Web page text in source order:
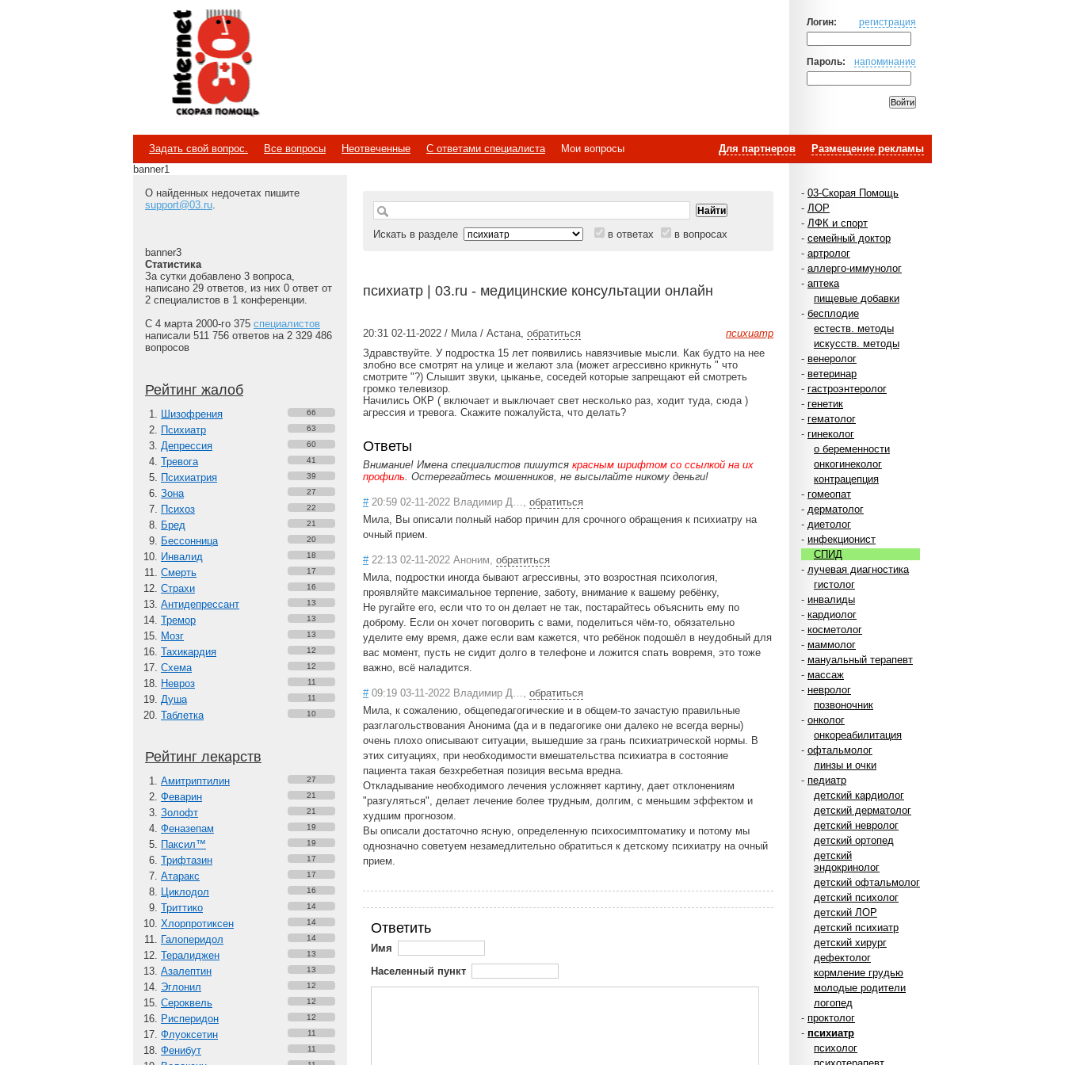
Логин: регистрация
Пароль: напоминание
Internet
Скорая помощь
Размещение рекламы
Для партнеров
Задать свой вопрос. Все вопросы Неотвеченные С ответами специалиста
Мои вопросы
banner1
- 03-Скорая Помощь
- ЛОР
- ЛФК и спорт
- семейный доктор
- артролог
- аллерго-иммунолог
- аптека
пищевые добавки
- бесплодие
естеств. методы
искусств. методы
- венеролог
- ветеринар
- гастроэнтеролог
- генетик
- гематолог
- гинеколог
о беременности
онкогинеколог
контрацепция
- гомеопат
- дерматолог
- диетолог
- инфекционист
СПИД
- лучевая диагностика
гистолог
- инвалиды
- кардиолог
- косметолог
- маммолог
- мануальный терапевт
- массаж
- невролог
позвоночник
- онколог
онкореабилитация
- офтальмолог
линзы и очки
- педиатр
детский кардиолог
детский дерматолог
детский невролог
детский ортопед
детский
эндокринолог
детский офтальмолог
детский психолог
детский ЛОР
детский психиатр
детский хирург
дефектолог
кормление грудью
молодые родители
логопед
- проктолог
- психиатр
психолог
О найденных недочетах пишите
support@03.ru.
banner3
Статистика
За сутки добавлено 3 вопроса,
написано 29 ответов, из них 0 ответ от
2 специалистов в 1 конференции.
С 4 марта 2000-го 375 специалистов
написали 511 756 ответов на 2 329 486
вопросов
Рейтинг жалоб
Шизофрения 66
Психиатр 63
Депрессия 60
Тревога 41
Психиатрия 39
Зона 27
Психоз 22
Бред 21
Бессонница 20
Инвалид 18
Смерть 17
Страхи 16
Антидепрессант 13
Тремор 13
Мозг 13
Тахикардия 12
Схема 12
Невроз 11
Душа 11
Таблетка 10
Рейтинг лекарств
Амитриптилин 27
Феварин 21
Золофт 21
Феназепам 19
Паксил™ 19
Трифтазин 17
Атаракс 17
Циклодол 16
Триттико 14
Хлорпротиксен 14
Галоперидол 14
Тералиджен 13
Азалептин 13
Эглонил 12
Сероквель 12
Рисперидон 12
Флуоксетин 11
Фенибут 11
Искать в разделе в ответах в вопросах
психиатр | 03.ru - медицинские консультации онлайн
психиатр
20:31 02-11-2022 / Мила / Астана, обратиться
Здравствуйте. У подростка 15 лет появились навязчивые мысли. Как будто на нее
злобно все смотрят на улице и желают зла (может агрессивно крикнуть " что
смотрите "?) Слышит звуки, цыканье, соседей которые запрещают ей смотреть
громко телевизор.
Начились ОКР ( включает и выключает свет несколько раз, ходит туда, сюда )
агрессия и тревога. Скажите пожалуйста, что делать?
Ответы
Внимание! Имена специалистов пишутся красным шрифтом со ссылкой на их
профиль. Остерегайтесь мошенников, не высылайте никому деньги!
#20:59 02-11-2022 Владимир Д…, обратиться
Мила, Вы описали полный набор причин для срочного обращения к психиатру на
очный прием.
#22:13 02-11-2022 Аноним, обратиться
Мила, подростки иногда бывают агрессивны, это возростная психология,
проявляйте максимальное терпение, заботу, внимание к вашему ребёнку,
Не ругайте его, если что то он делает не так, постарайтесь объяснить ему по
доброму. Если он хочет поговорить с вами, поделиться чём-то, обязательно
уделите ему время, даже если вам кажется, что ребёнок подошёл в неудобный для
вас момент, пусть не сидит долго в телефоне и ложится спать вовремя, это тоже
важно, всё наладится.
#09:19 03-11-2022 Владимир Д…, обратиться
Мила, к сожалению, общепедагогические и в общем-то зачастую правильные
разглагольствования Анонима (да и в педагогике они далеко не всегда верны)
очень плохо описывают ситуации, вышедшие за грань психиатрической нормы. В
этих ситуациях, при необходимости вмешательства психиатра в состояние
пациента такая безхребетная позиция весьма вредна.
Откладывание необходимого лечения усложняет картину, дает отклонениям
"разгуляться", делает лечение более трудным, долгим, с меньшим эффектом и
худшим прогнозом.
Вы описали достаточно ясную, определенную психосимптоматику и потому мы
однозначно советуем незамедлительно обратиться к детскому психиатру на очный
прием.
Ответить
Имя
Населенный пункт